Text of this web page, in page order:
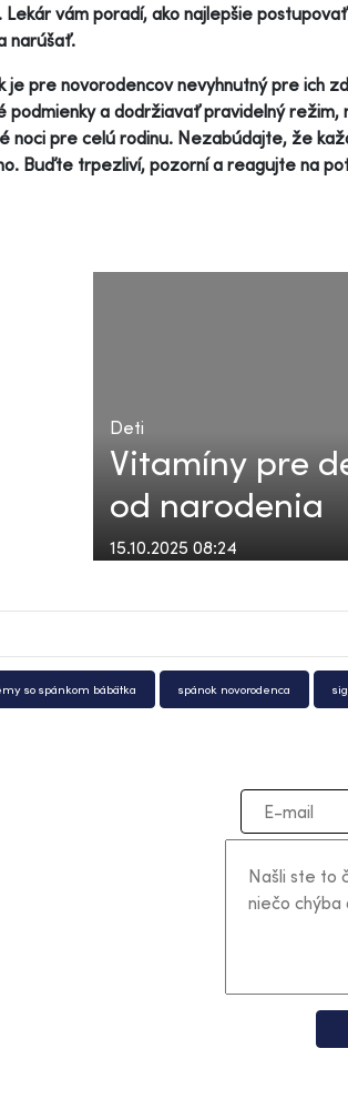
Lekár vám poradí, ako najlepšie
narúšať.
je pre novorodencov nevyhnutný pre ich
podmienky a dodržiavať pravidelný
noci pre celú rodinu. Nezabúdajte, že
Buďte trpezliví, pozorní a reagujte na
Deti
Vitamíny pre
od narodenia
15.10.2025 08:24
so spánkom bábätka spánok novorodenca